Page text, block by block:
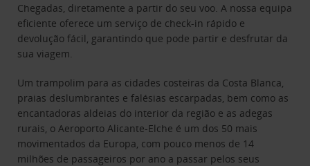
Chegadas, diretamente a partir do seu voo. A nossa equipa
eficiente oferece um serviço de check-in rápido e
devolução fácil, garantindo que pode partir e desfrutar da
sua viagem.
Um trampolim para as cidades costeiras da Costa Blanca,
praias deslumbrantes e falésias escarpadas, bem como as
encantadoras aldeias do interior da região e as adegas
rurais, o Aeroporto Alicante-Elche é um dos 50 mais
movimentados da Europa, com pouco menos de 14
milhões de passageiros por ano a passar pelos seus